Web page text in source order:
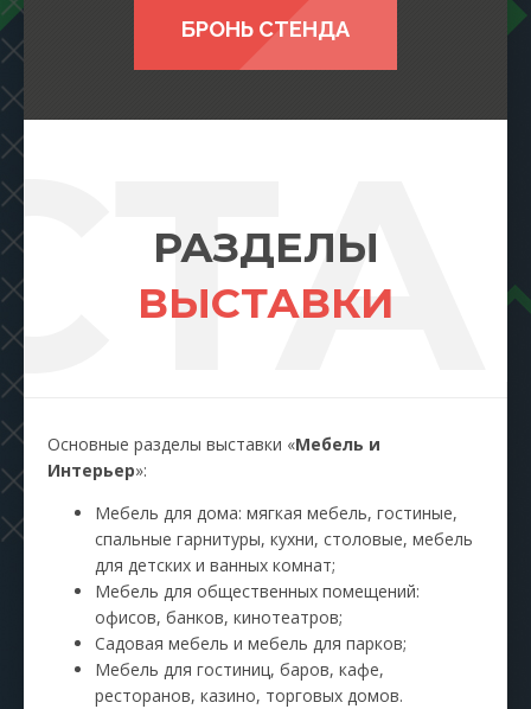
БРОНЬ СТЕНДА
РАЗДЕЛЫ
ВЫСТАВКИ
Основные разделы выставки «Мебель и
Интерьер»:
Мебель для дома: мягкая мебель, гостиные,
спальные гарнитуры, кухни, столовые, мебель
для детских и ванных комнат;
Мебель для общественных помещений:
офисов, банков, кинотеатров;
Садовая мебель и мебель для парков;
Мебель для гостиниц, баров, кафе,
ресторанов, казино, торговых домов.